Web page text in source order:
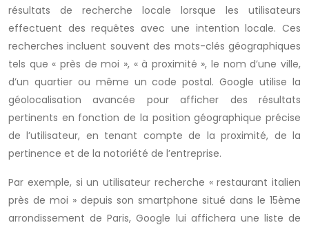
résultats de recherche locale lorsque les utilisateurs
effectuent des requêtes avec une intention locale. Ces
recherches incluent souvent des mots-clés géographiques
tels que « près de moi », « à proximité », le nom d’une ville,
d’un quartier ou même un code postal. Google utilise la
géolocalisation avancée pour afficher des résultats
pertinents en fonction de la position géographique précise
de l’utilisateur, en tenant compte de la proximité, de la
pertinence et de la notoriété de l’entreprise.
Par exemple, si un utilisateur recherche « restaurant italien
près de moi » depuis son smartphone situé dans le 15ème
arrondissement de Paris, Google lui affichera une liste de